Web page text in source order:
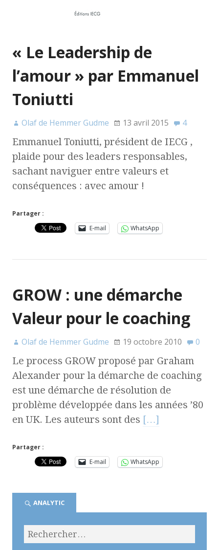
« Le Leadership de
l’amour » par Emmanuel
Toniutti
Olaf de Hemmer Gudme 13 avril 2015 4
Emmanuel Toniutti, président de IECG ,
plaide pour des leaders responsables,
sachant naviguer entre valeurs et
conséquences : avec amour !
Partager :
E-mail
WhatsApp
GROW : une démarche
Valeur pour le coaching
Olaf de Hemmer Gudme 19 octobre 2010 0
Le process GROW proposé par Graham
Alexander pour la démarche de coaching
est une démarche de résolution de
problème développée dans les années ’80
en UK. Les auteurs sont des […]
Partager :
E-mail
WhatsApp
ANALYTIC